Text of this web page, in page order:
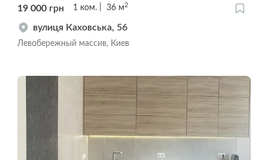
19 000 грн 1 ком. 36 м 2
вулиця Каховська, 56
Левобережный массив, Киев